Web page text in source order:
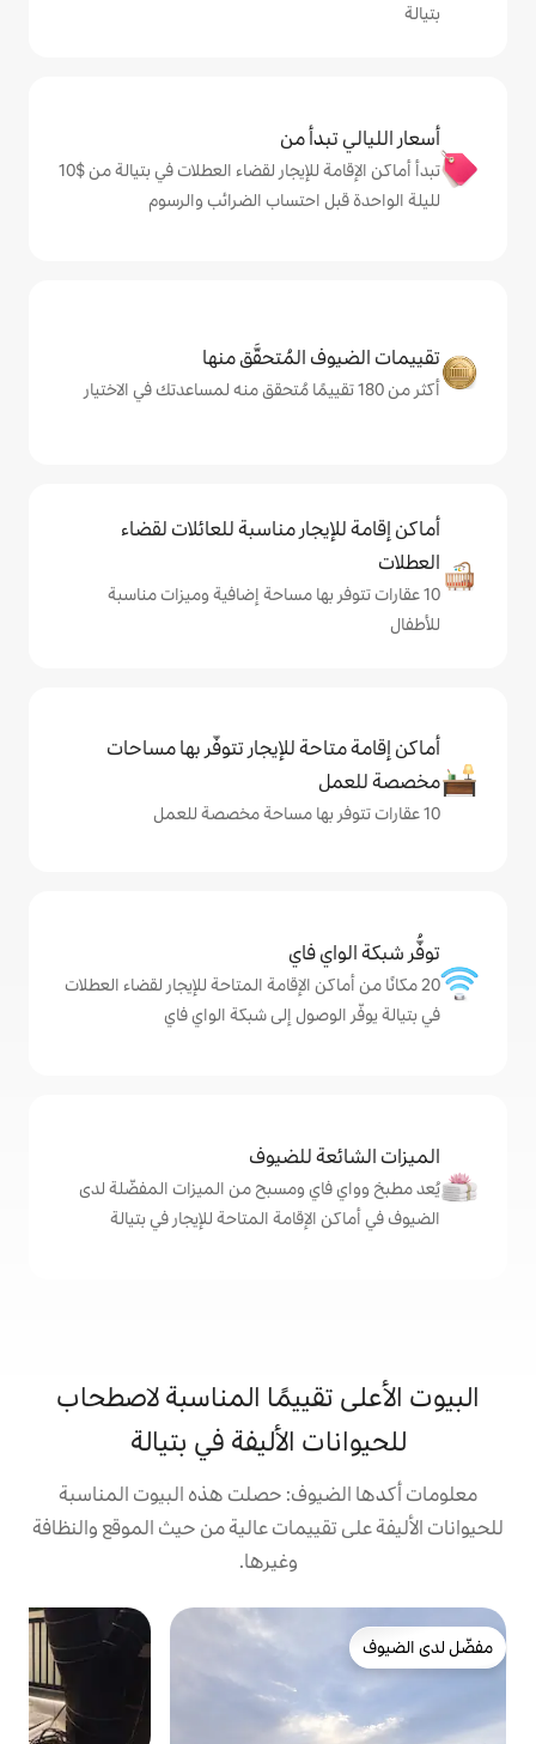
تبدأ أماكن الإقامة للإيجار لقضاء العطلات في بتيالة من $‏10
احتساب الضرائب والرسوم
المُتحقَّق منها
مناسبة للعائلات لقضاء
بها مساحة إضافية وميزات مناسبة
للإيجار تتوفّر بها مساحات
الإقامة المتاحة للإيجار لقضاء العطلات
إلى شبكة الواي فاي
ومسبح من الميزات المفضّلة لدى
المتاحة للإيجار في بتيالة
المناسبة لاصطحاب
الأليفة في بتيالة
حصلت هذه البيوت المناسبة
عالية من حيث الموقع والنظافة